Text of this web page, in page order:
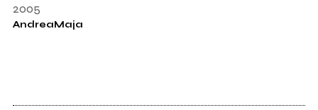
2005
AndreaMaja